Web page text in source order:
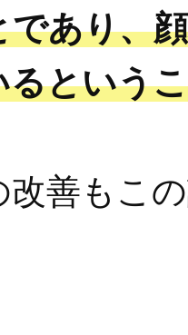
あり、
るという
改善もこ